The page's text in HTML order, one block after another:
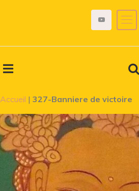
Accueil | 327-Banniere de victoire